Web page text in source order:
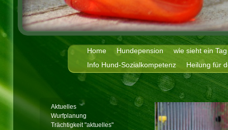
Home Hundepension
wie sieht ein
Info Hund-Sozialkompetenz
Heilung für
Aktuelles
Wurfplanung
Trächtigkeit "aktuelles"